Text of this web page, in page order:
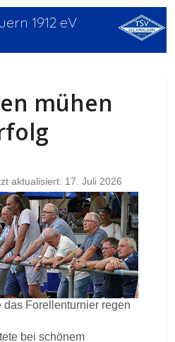
1912 eV
mühen
aktualisiert: 17. Juli 2026
Forellenturnier regen
bei schönem